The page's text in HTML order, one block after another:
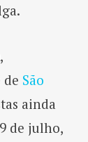
,
de São
ainda
de julho,